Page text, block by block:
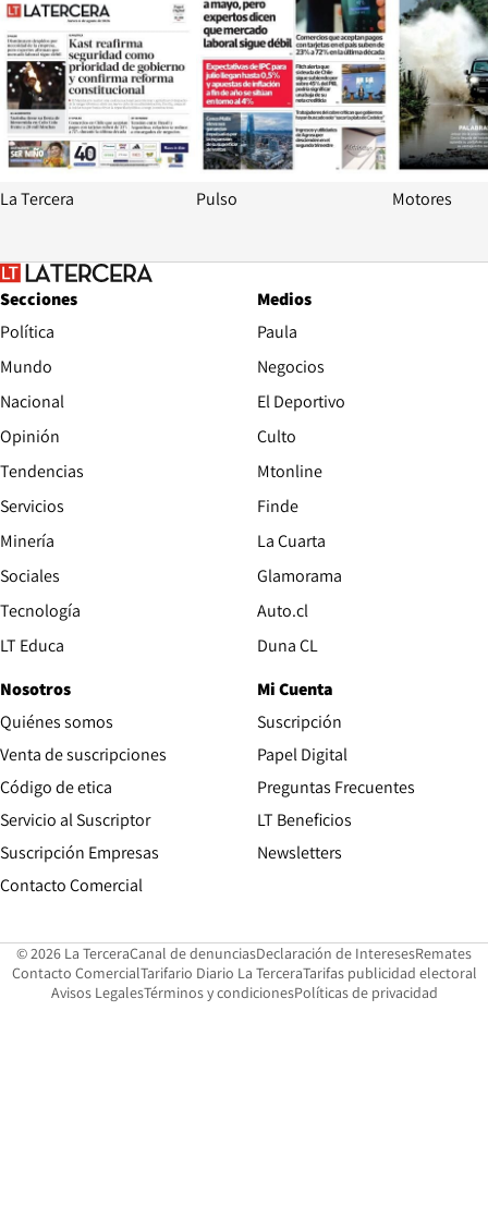
La Tercera Pulso Motores
Secciones
Política
Mundo
Nacional
Opinión
Tendencias
Servicios
Minería
Sociales
Tecnología
LT Educa
Medios
Paula
Negocios
El Deportivo
Culto
Mtonline
Finde
La Cuarta
Glamorama
Auto.clOpens in new window
Duna CLOpens in new window
Nosotros
Quiénes somos
Venta de suscripciones
Código de etica Opens in new window
Servicio al Suscriptor
Suscripción Empresas
Contacto ComercialOpens in new window
Mi Cuenta
Suscripción
Papel DigitalOpens in new
Preguntas Frecuentes
LT Beneficios
Newsletters
© 2026 La TerceraCanal de denunciasOpens in new window
Declaración de InteresesOpens in
Remates
Contacto ComercialOpens in new window
Tarifario Diario La TerceraOpens in new window
Tarifas publicidad electoral
Avisos LegalesOpens in new window
Términos y condicionesPolíticas de privacidad